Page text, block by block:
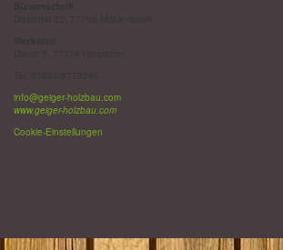
info@geiger-holzbau.com
www.geiger-holzbau.com
Cookie-Einstellungen